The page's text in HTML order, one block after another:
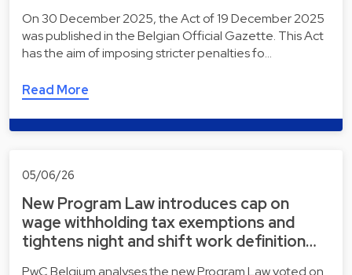
On 30 December 2025, the Act of 19 December 2025
was published in the Belgian Official Gazette. This Act
has the aim of imposing stricter penalties fo…
Read More
05/06/26
New Program Law introduces cap on
wage withholding tax exemptions and
tightens night and shift work definition…
PwC Belgium analyses the new Program Law voted on